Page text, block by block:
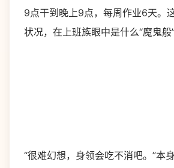
9点干到晚上9点，每周作业6天。
状况，在上班族眼中是什么“魔鬼般
“很难幻想，身领会吃不消吧。”本